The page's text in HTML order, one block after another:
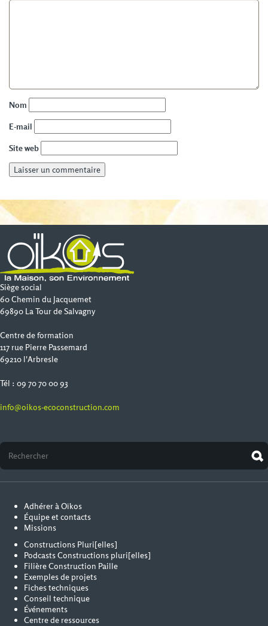
Nom
E-mail
Site web
Siège social
60 Chemin du Jacquemet
69890 La Tour de Salvagny
Centre de formation
117 rue Pierre Passemard
69210 l'Arbresle
Tél : 09 70 70 00 93
info@oikos-ecoconstruction.com
Adhérer à Oïkos
Équipe et contacts
Missions
Constructions Pluri[elles]
Podcasts Constructions pluri[elles]
Filière Construction Paille
Exemples de projets
Fiches techniques
Conseil technique
Événements
Centre de ressources